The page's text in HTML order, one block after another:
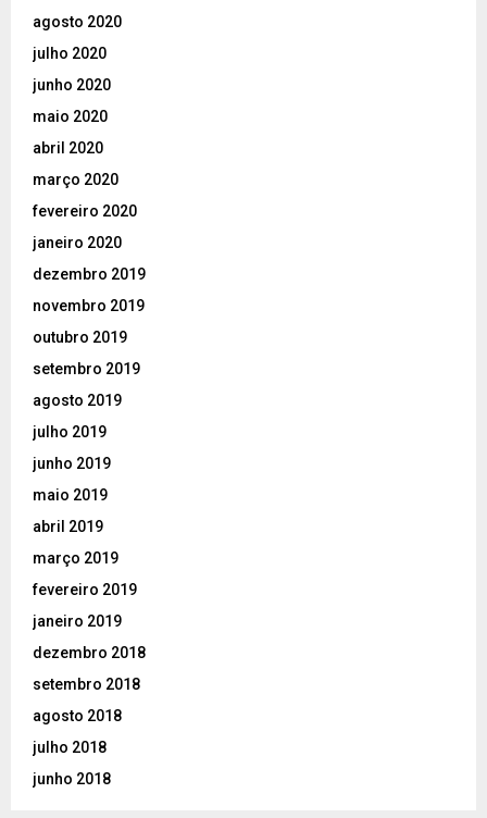
agosto 2020
julho 2020
junho 2020
maio 2020
abril 2020
março 2020
fevereiro 2020
janeiro 2020
dezembro 2019
novembro 2019
outubro 2019
setembro 2019
agosto 2019
julho 2019
junho 2019
maio 2019
abril 2019
março 2019
fevereiro 2019
janeiro 2019
dezembro 2018
setembro 2018
agosto 2018
julho 2018
junho 2018